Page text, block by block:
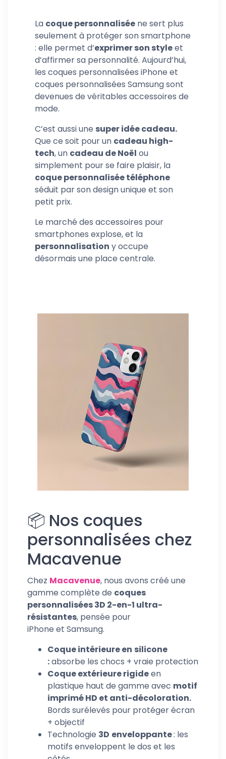
La coque personnalisée ne sert plus
seulement à protéger son smartphone
: elle permet d’exprimer son styleet
d’affirmer sa personnalité. Aujourd’hui,
les coques personnalisées iPhone et
coques personnalisées Samsung sont
devenues de véritables accessoires de
mode.
C’est aussi une super idée cadeau.
Que ce soit pour un cadeau high-
tech, un cadeau de Noël ou
simplement pour se faire plaisir, la
coque personnalisée téléphone
séduit par son design unique et son
petit prix.
Le marché des accessoires pour
smartphones explose, et la
personnalisation y occupe
désormais une place centrale.
📦 Nos coques
personnalisées chez
Macavenue
Chez Macavenue, nous avons créé une
gamme complète de coques
personnalisées 3D 2-en-1 ultra-
résistantes, pensée pour
iPhone et Samsung.
Coque intérieure en silicone
:absorbe les chocs + vraie protection
Coque extérieure rigideen
plastique haut de gamme avec motif
imprimé HD et anti-décoloration.
Bords surélevés pour protéger écran
+ objectif
Technologie 3D enveloppante: les
motifs enveloppent le dos et les